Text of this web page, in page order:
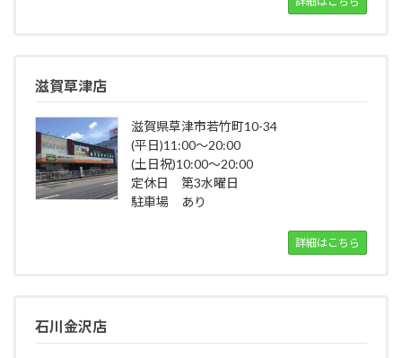
滋賀草津店
滋賀県草津市若竹町10-34
(平日)11:00～20:00
(土日祝)10:00～20:00
定休日 第3水曜日
駐車場 あり
詳細はこちら
石川金沢店